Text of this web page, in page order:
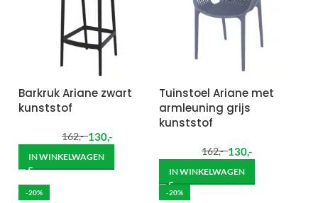
Barkruk Ariane zwart
kunststof
162,- 130,-
IN WINKELWAGEN
Tuinstoel Ariane met
armleuning grijs
kunststof
162,- 130,-
IN WINKELWAGEN
-20% -20%